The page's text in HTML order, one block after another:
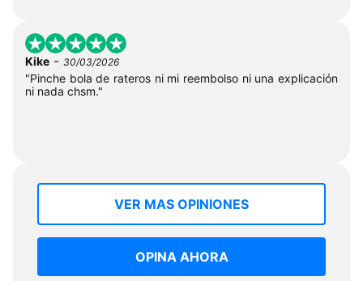
Kike - 30/03/2026
"Pinche bola de rateros ni mi reembolso ni una explicación
ni nada chsm."
VER MAS OPINIONES
OPINA AHORA